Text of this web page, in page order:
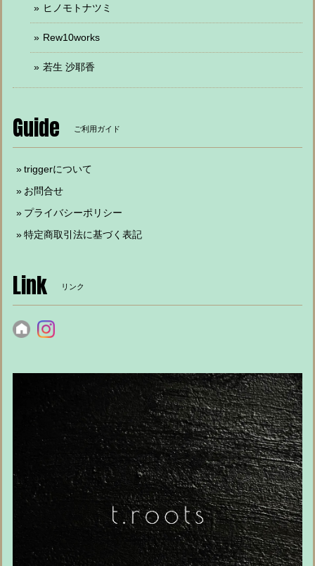
ヒノモトナツミ
Rew10works
若生 沙耶香
Guide ご利用ガイド
triggerについて
お問合せ
プライバシーポリシー
特定商取引法に基づく表記
Link リンク